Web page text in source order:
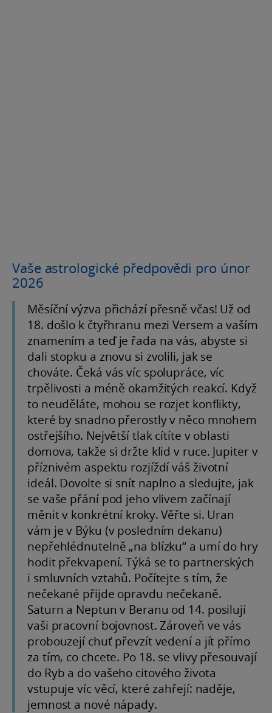
Vaše astrologické předpovědi pro únor
2026
Měsíční výzva přichází přesně včas! Už od
18. došlo k čtyřhranu mezi Versem a vaším
znamením a teď je řada na vás, abyste si
dali stopku a znovu si zvolili, jak se
chováte. Čeká vás víc spolupráce, víc
trpělivosti a méně okamžitých reakcí. Když
to neuděláte, mohou se rozjet konflikty,
které by snadno přerostly v něco mnohem
ostřejšího. Největší tlak cítíte v oblasti
domova, takže si držte klid v ruce. Jupiter v
příznivém aspektu rozjíždí váš životní
ideál. Dovolte si snít naplno a sledujte, jak
se vaše přání pod jeho vlivem začínají
měnit v konkrétní kroky. Věřte si. Uran
vám je v Býku (v posledním dekanu)
nepřehlédnutelně „na blízku“ a umí do hry
hodit překvapení. Týká se to partnerských
i smluvních vztahů. Počítejte s tím, že
nečekané přijde opravdu nečekaně.
Saturn a Neptun v Beranu od 14. posilují
vaši pracovní bojovnost. Zároveň ve vás
probouzejí chuť převzít vedení a jít přímo
za tím, co chcete. Po 18. se vlivy přesouvají
do Ryb a do vašeho citového života
vstupuje víc věcí, které zahřejí: naděje,
jemnost a nové nápady.